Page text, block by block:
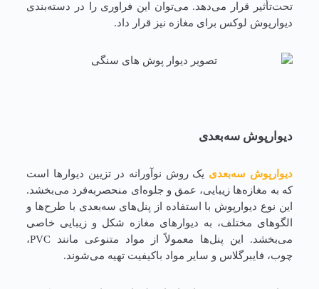
تحت‌تأثیر قرار می‌دهد. می‌توان این فراوری را در دسته‌بندی
دیوارپوش لوکس برای مغازه نیز قرار داد.
دیوارپوش سه‌بعدی
دیوارپوش سه‌بعدی یک روش نوآورانه در تزیین دیوارها است
که به مغازه‌ها زیبایی، عمق و جلوه‌ای منحصربه‌فرد می‌بخشد.
این نوع دیوارپوش با استفاده از پنل‌های سه‌بعدی با طرح‌ها و
الگوهای مختلف، به دیوارهای مغازه شکل و زیبایی خاصی
می‌بخشد. این پنل‌ها معمولاً از مواد متنوعی مانند PVC،
چوب، فایبرگلاس و سایر مواد باکیفیت تهیه می‌شوند.